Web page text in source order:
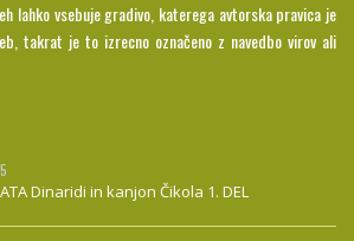
lahko vsebuje gradivo, katerega avtorska pravica je
takrat je to izrecno označeno z navedbo virov ali
Dinaridi in kanjon Čikola 1. DEL